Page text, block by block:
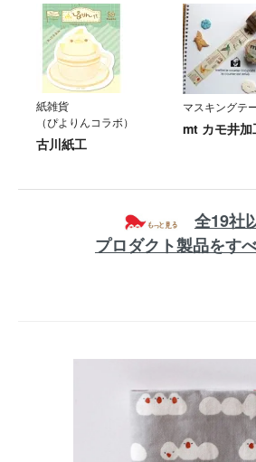
紙雑貨
（ぴよりんコラボ）
古川紙工
マスキングテ
mt カモ井加
全19社
プロダクト製品をす